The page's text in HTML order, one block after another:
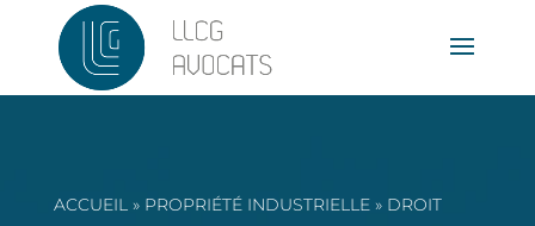
ACCUEIL» PROPRIÉTÉ INDUSTRIELLE» DROIT